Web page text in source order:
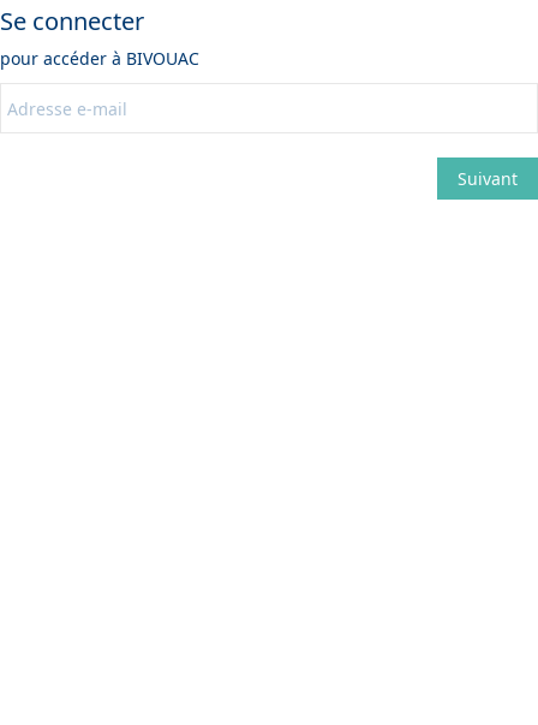
Se connecter
pour accéder à BIVOUAC
Suivant